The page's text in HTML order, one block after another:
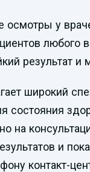
осмотры у
результат
широкий
состояния
на
и
контакт-